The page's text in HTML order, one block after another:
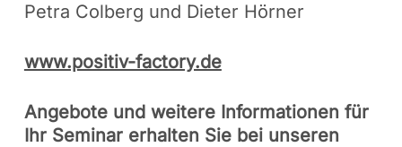
Petra Colberg und Dieter Hörner
www.positiv-factory.de
Angebote und weitere Informationen für
Ihr Seminar erhalten Sie bei unseren